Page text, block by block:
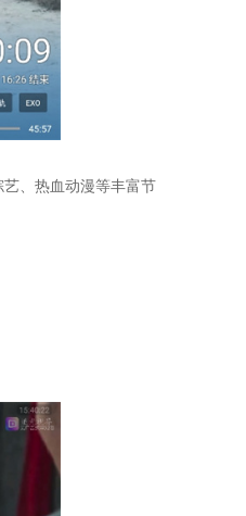
、热血动漫等丰富节